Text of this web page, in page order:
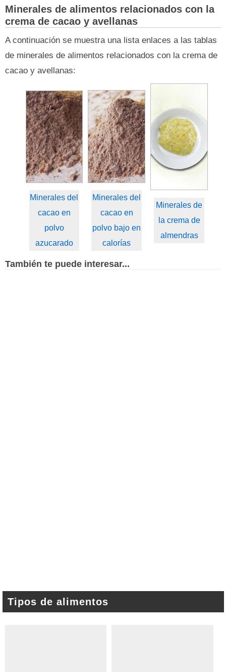
Minerales de alimentos relacionados con la
crema de cacao y avellanas
A continuación se muestra una lista enlaces a las tablas
de minerales de alimentos relacionados con la crema de
cacao y avellanas:
Minerales del
cacao en
polvo
azucarado
Minerales del
cacao en
polvo bajo en
calorías
Minerales de
la crema de
almendras
También te puede interesar...
Tipos de alimentos